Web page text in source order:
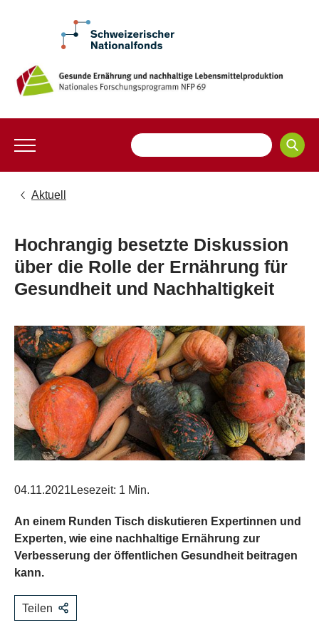
Aktuell
Hochrangig besetzte Diskussion
über die Rolle der Ernährung für
Gesundheit und Nachhaltigkeit
04.11.2021Lesezeit: 1 Min.
An einem Runden Tisch diskutieren Expertinnen und
Experten, wie eine nachhaltige Ernährung zur
Verbesserung der öffentlichen Gesundheit beitragen
kann.
Teilen